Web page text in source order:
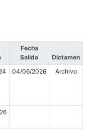
Fecha
Salida
Dictamen
04/06/2026 Archivo